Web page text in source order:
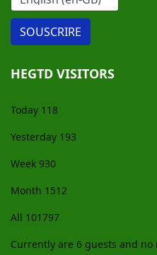
HEGTD VISITORS
Today 118
Yesterday 193
Week 930
Month 1512
All 101797
Currently are 6 guests and